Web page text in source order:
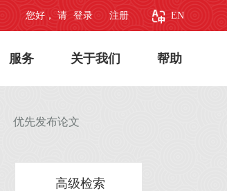
您好， 请 登录 注册 EN
服务 关于我们 帮助
优先发布论文
高级检索